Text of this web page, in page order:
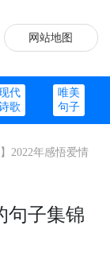
网站地图
代
歌
唯美
句子
2022年感悟爱情
句子集锦